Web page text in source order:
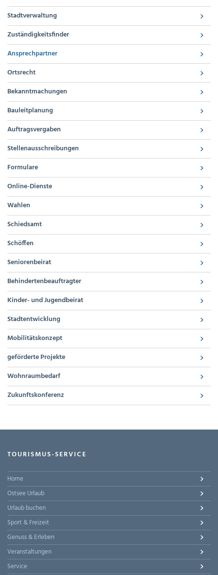
Stadtverwaltung
Zuständigkeitsfinder
Ansprechpartner
Ortsrecht
Bekanntmachungen
Bauleitplanung
Auftragsvergaben
Stellenausschreibungen
Formulare
Online-Dienste
Wahlen
Schiedsamt
Schöffen
Seniorenbeirat
Behindertenbeauftragter
Kinder- und Jugendbeirat
Stadtentwicklung
Mobilitätskonzept
geförderte Projekte
Wohnraumbedarf
Zukunftskonferenz
TOURISMUS-SERVICE
Home
Ostsee Urlaub
Urlaub buchen
Sport & Freizeit
Genuss & Erleben
Veranstaltungen
Service